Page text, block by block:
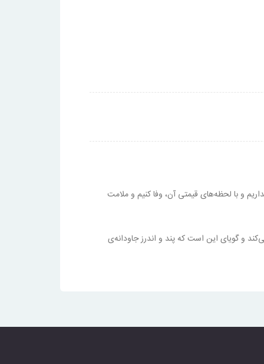
و با لحظه‌های قیمتی آن، وفا کنیم و ملامت
و گویای این است که پند و اندرز جاودانه‌ی